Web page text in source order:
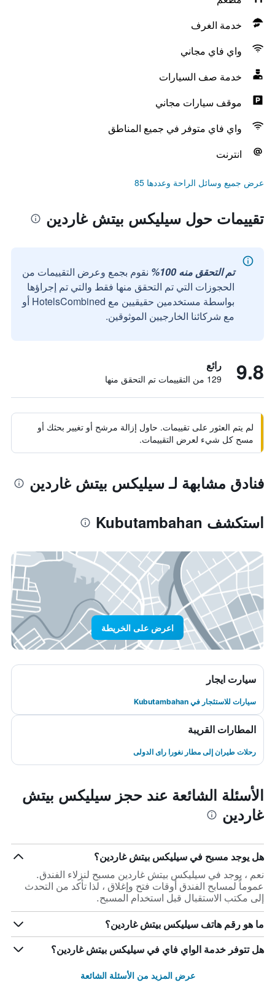
خدمة الغرف
واي فاي مجاني
خدمة صف السيارات
موقف سيارات مجاني
واي فاي متوفر في جميع المناطق
انترنت
عرض جميع وسائل الراحة وعددها 85
تقييمات حول سيليكس بيتش غاردين
تم التحقق منه 100%
نقوم بجمع وعرض التقييمات من
الحجوزات التي تم التحقق منها فقط والتي تم إجراؤها
بواسطة مستخدمين حقيقيين مع HotelsCombined أو
مع شركائنا الخارجيين الموثوقين.
9.8 رائع
129 من التقييمات تم التحقق منها
لم يتم العثور على تقييمات. حاول إزالة مرشح أو تغيير بحثك أو
مسح كل شيء لعرض التقييمات.
فنادق مشابهة لـ سيليكس بيتش غاردين
استكشف Kubutambahan
اعرض على الخريطة
سيارت ايجار
سيارات للاستئجار في Kubutambahan
المطارات القريبة
رحلات طيران إلى مطار نغورا راى الدولى
الأسئلة الشائعة عند حجز سيليكس بيتش
غاردين
هل يوجد مسبح في سيليكس بيتش غاردين؟
نعم ، يوجد في سيليكس بيتش غاردين مسبح لنزلاء الفندق.
عموماً لمسابح الفندق أوقات فتح وإغلاق ، لذا تأكد من التحدث
إلى مكتب الاستقبال قبل استخدام المسبح.
ما هو رقم هاتف سيليكس بيتش غاردين؟
هل تتوفر خدمة الواي فاي في سيليكس بيتش غاردين؟
عرض المزيد من الأسئلة الشائعة